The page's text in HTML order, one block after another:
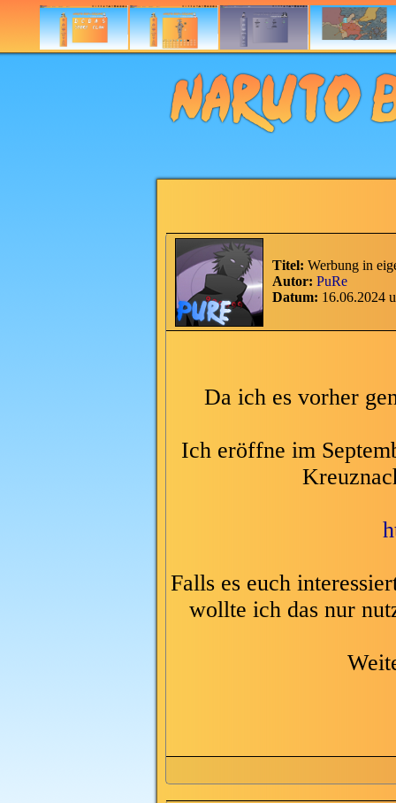
Titel: Werbung in
Autor: PuRe
Datum: 16.06.2024
Da ich es vorher
Ich eröffne im
Falls es euch
wollte ich das nur